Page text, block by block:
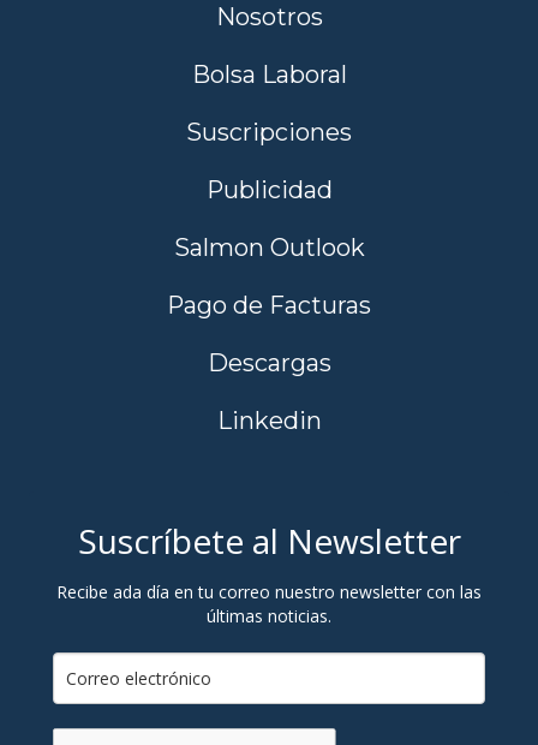
Nosotros
Bolsa Laboral
Suscripciones
Publicidad
Salmon Outlook
Pago de Facturas
Descargas
Linkedin
Suscríbete al Newsletter
Recibe ada día en tu correo nuestro newsletter con las
últimas noticias.